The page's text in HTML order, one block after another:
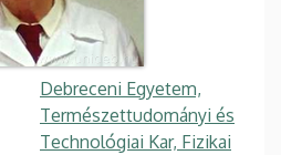
Debreceni Egyetem,
Természettudományi és
Technológiai Kar, Fizikai